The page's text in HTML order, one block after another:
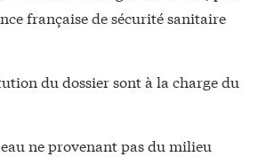
française de sécurité sanitaire
du dossier sont à la charge du
ne provenant pas du milieu